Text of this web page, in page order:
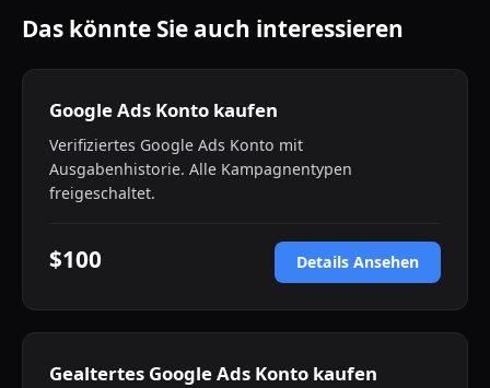
Das könnte Sie auch interessieren
Google Ads Konto kaufen
Verifiziertes Google Ads Konto mit
Ausgabenhistorie. Alle Kampagnentypen
freigeschaltet.
$100 Details Ansehen
Gealtertes Google Ads Konto kaufen